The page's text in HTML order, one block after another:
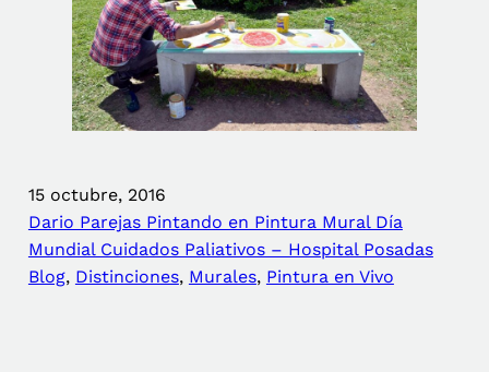
15 octubre, 2016
Dario Parejas Pintando en Pintura Mural Día
Mundial Cuidados Paliativos – Hospital Posadas
Blog, Distinciones, Murales, Pintura en Vivo